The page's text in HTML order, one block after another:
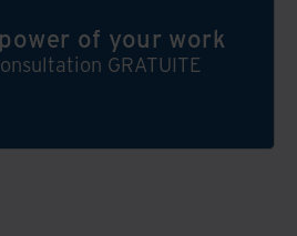
à
protéger of your work
GRATUITE